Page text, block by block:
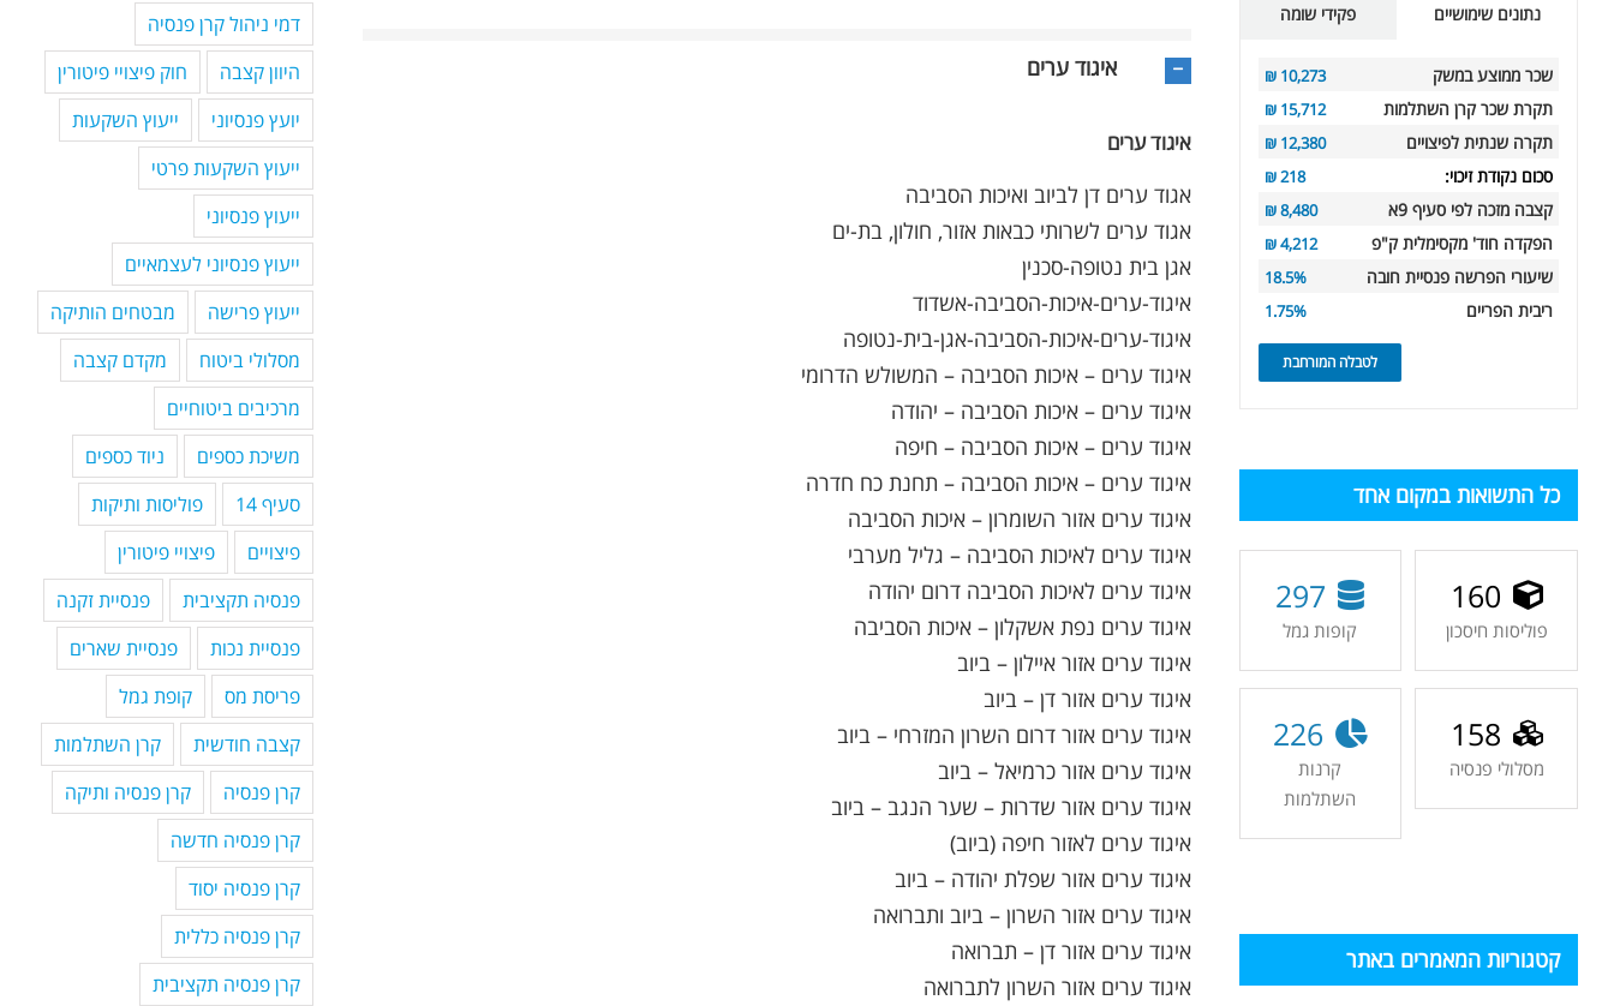
איגוד ערים
איגוד ערים
אגוד ערים דן לביוב ואיכות הסביבה
אגוד ערים לשרותי כבאות אזור, חולון, בת-ים
אגן בית נטופה-סכנין
איגוד-ערים-איכות-הסביבה-אשדוד
איגוד-ערים-איכות-הסביבה-אגן-בית-נטופה
איגוד ערים – איכות הסביבה – המשולש הדרומי
איגוד ערים – איכות הסביבה – יהודה
איגוד ערים – איכות הסביבה – חיפה
איגוד ערים – איכות הסביבה – תחנת כח חדרה
איגוד ערים אזור השומרון – איכות הסביבה
איגוד ערים לאיכות הסביבה – גליל מערבי
איגוד ערים לאיכות הסביבה דרום יהודה
איגוד ערים נפת אשקלון – איכות הסביבה
איגוד ערים אזור איילון – ביוב
איגוד ערים אזור דן – ביוב
איגוד ערים אזור דרום השרון המזרחי – ביוב
איגוד ערים אזור כרמיאל – ביוב
איגוד ערים אזור שדרות – שער הנגב – ביוב
איגוד ערים לאזור חיפה (ביוב)
איגוד ערים אזור שפלת יהודה – ביוב
איגוד ערים אזור השרון – ביוב ותברואה
איגוד ערים אזור דן – תברואה
איגוד ערים אזור השרון לתברואה
דמי ניהול קרן פנסיה
היוון קצבה
חוק פיצויי פיטורין
יועץ פנסיוני
ייעוץ השקעות
ייעוץ השקעות פרטי
ייעוץ פנסיוני
ייעוץ פנסיוני לעצמאיים
ייעוץ פרישה
מבטחים הותיקה
מסלולי ביטוח
מקדם קצבה
מרכיבים ביטוחיים
משיכת כספים
ניוד כספים
סעיף 14
פוליסות ותיקות
פיצויים
פיצויי פיטורין
פנסיה תקציבית
פנסיית זקנה
פנסיית נכות
פנסיית שארים
פריסת מס
קופת גמל
קצבה חודשית
קרן השתלמות
קרן פנסיה
קרן פנסיה ותיקה
קרן פנסיה חדשה
קרן פנסיה יסוד
קרן פנסיה כללית
קרן פנסיה תקציבית
נתונים שימושיים פקידי שומה
שכר ממוצע במשק 10,273 ₪
תקרת שכר קרן השתלמות 15,712 ₪
תקרה שנתית לפיצויים 12,380 ₪
סכום נקודת זיכוי: 218 ₪
קצבה מזכה לפי סעיף 9א 8,480 ₪
הפקדה חוד' מקסימלית ק"פ 4,212 ₪
שיעורי הפרשה פנסיית חובה 18.5%
ריבית הפריים 1.75%
לטבלה המורחבת
כל התשואות במקום אחד
160
פוליסות חיסכון
158
מסלולי פנסיה
297
קופות גמל
226
קרנות
השתלמות
קטגוריות המאמרים באתר